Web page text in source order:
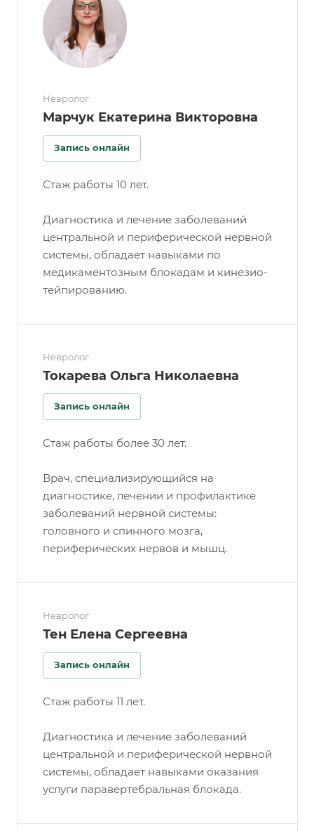
Невролог
Марчук Екатерина Викторовна
Запись онлайн
Стаж работы 10 лет.
Диагностика и лечение заболеваний
центральной и периферической нервной
системы, обладает навыками по
медикаментозным блокадам и кинезио-
тейпированию.
Невролог
Токарева Ольга Николаевна
Запись онлайн
Стаж работы более 30 лет.
Врач, специализирующийся на
диагностике, лечении и профилактике
заболеваний нервной системы:
головного и спинного мозга,
периферических нервов и мышц.
Невролог
Тен Елена Сергеевна
Запись онлайн
Стаж работы 11 лет.
Диагностика и лечение заболеваний
центральной и периферической нервной
системы, обладает навыками оказания
услуги паравертебральная блокада.